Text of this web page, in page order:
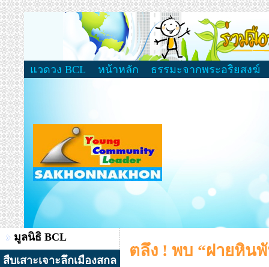
แวดวง BCL หน้าหลัก ธรรมะจากพระอริยสงฆ์
มูลนิธิ BCL
สืบเสาะเจาะลึกเมืองสกล
ตลึง ! พบ “ฝายหิน